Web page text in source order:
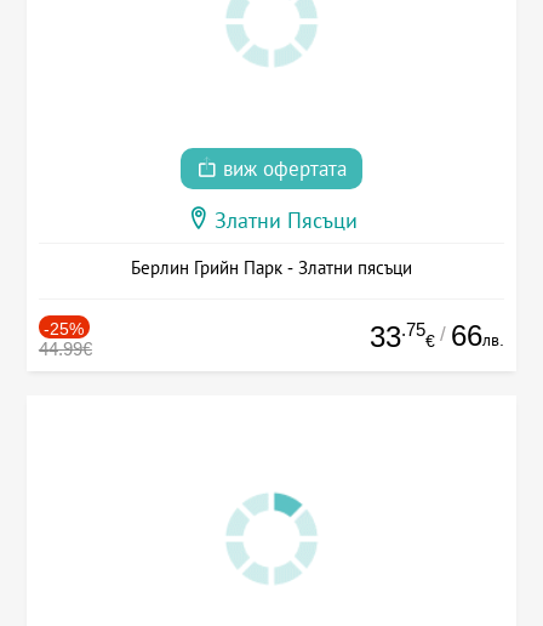
виж офертата
Златни Пясъци
Берлин Грийн Парк - Златни пясъци
-25%
44.99€ 33.75
€ / 66лв.